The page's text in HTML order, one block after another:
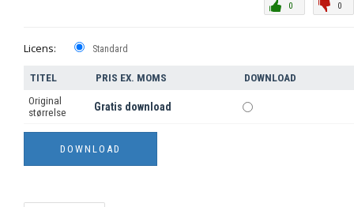
0
0
Licens: Standard
TITEL PRIS EX. MOMS
DOWNLOAD
Original
størrelse
Gratis download